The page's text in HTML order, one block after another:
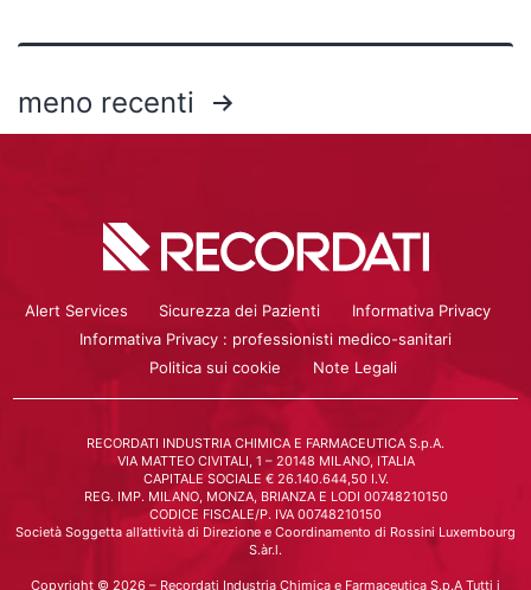
meno recenti
Alert Services Sicurezza dei Pazienti
Informativa Privacy
Informativa Privacy : professionisti medico-sanitari
Politica sui cookie
Note Legali
RECORDATI INDUSTRIA CHIMICA E FARMACEUTICA S.p.A.
VIA MATTEO CIVITALI, 1 – 20148 MILANO, ITALIA
CAPITALE SOCIALE € 26.140.644,50 I.V.
REG. IMP. MILANO, MONZA, BRIANZA E LODI 00748210150
CODICE FISCALE/P. IVA 00748210150
Società Soggetta all’attività di Direzione e Coordinamento di Rossini Luxembourg
S.àr.l.
Copyright © 2026 – Recordati Industria Chimica e Farmaceutica S.p.A Tutti i